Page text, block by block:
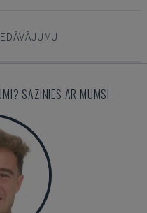
SAZINIES AR MUMS!